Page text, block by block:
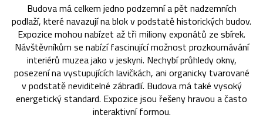
Budova má celkem jedno podzemní a pět nadzemních
podlaží, které navazují na blok v podstatě historických budov.
Expozice mohou nabízet až tři miliony exponátů ze sbírek.
Návštěvníkům se nabízí fascinující možnost prozkoumávání
interiérů muzea jako v jeskyni. Nechybí průhledy okny,
posezení na vystupujících lavičkách, ani organicky tvarované
v podstatě neviditelné zábradlí. Budova má také vysoký
energetický standard. Expozice jsou řešeny hravou a často
interaktivní formou.